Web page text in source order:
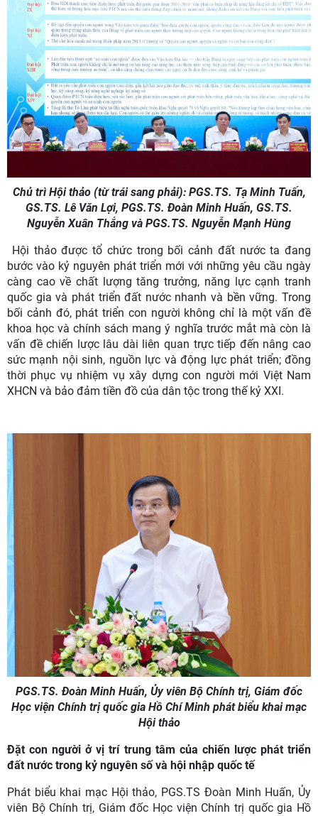
Chủ trì Hội thảo (từ trái sang phải): PGS.TS. Tạ Minh Tuấn,
GS.TS. Lê Văn Lợi, PGS.TS. Đoàn Minh Huấn, GS.TS.
Nguyễn Xuân Thắng và PGS.TS. Nguyễn Mạnh Hùng
Hội thảo được tổ chức trong bối cảnh đất nước ta đang
bước vào kỷ nguyên phát triển mới với những yêu cầu ngày
càng cao về chất lượng tăng trưởng, năng lực cạnh tranh
quốc gia và phát triển đất nước nhanh và bền vững. Trong
bối cảnh đó, phát triển con người không chỉ là một vấn đề
khoa học và chính sách mang ý nghĩa trước mắt mà còn là
vấn đề chiến lược lâu dài liên quan trực tiếp đến nâng cao
sức mạnh nội sinh, nguồn lực và động lực phát triển; đồng
thời phục vụ nhiệm vụ xây dựng con người mới Việt Nam
XHCN và bảo đảm tiền đồ của dân tộc trong thế kỷ XXI.
PGS.TS. Đoàn Minh Huấn, Ủy viên Bộ Chính trị, Giám đốc
Học viện Chính trị quốc gia Hồ Chí Minh phát biểu khai mạc
Hội thảo
Đặt con người ở vị trí trung tâm của chiến lược phát triển
đất nước trong kỷ nguyên số và hội nhập quốc tế
Phát biểu khai mạc Hội thảo, PGS.TS Đoàn Minh Huấn, Ủy
viên Bộ Chính trị, Giám đốc Học viện Chính trị quốc gia Hồ